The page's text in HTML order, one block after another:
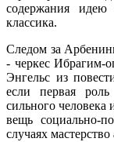
содержания идею
классика.
Следом за
- черкес
Энгельс из
если первая роль
сильного человека
вещь социально-
случаях